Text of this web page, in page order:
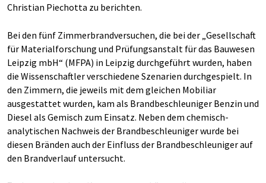
Christian Piechotta zu berichten.
Bei den fünf Zimmerbrandversuchen, die bei der „Gesellschaft
für Materialforschung und Prüfungsanstalt für das Bauwesen
Leipzig mbH“ (MFPA) in Leipzig durchgeführt wurden, haben
die Wissenschaftler verschiedene Szenarien durchgespielt. In
den Zimmern, die jeweils mit dem gleichen Mobiliar
ausgestattet wurden, kam als Brandbeschleuniger Benzin und
Diesel als Gemisch zum Einsatz. Neben dem chemisch-
analytischen Nachweis der Brandbeschleuniger wurde bei
diesen Bränden auch der Einfluss der Brandbeschleuniger auf
den Brandverlauf untersucht.